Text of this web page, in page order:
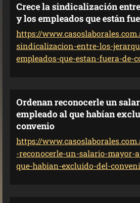
Crece la sindicalización
y los empleados que están
https://
sindicalizacion-entre-los-
empleados-que-estan-fuera-de-
Ordenan reconocerle un
empleado al que habían
convenio
https://
-reconocerle-un-salario-mayor-
que-habian-excluido-del-